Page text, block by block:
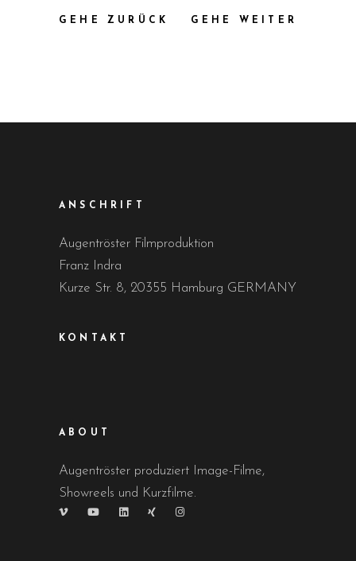
GEHE ZURÜCK GEHE WEITER
ANSCHRIFT
Augentröster Filmproduktion
Franz Indra
Kurze Str. 8, 20355 Hamburg GERMANY
KONTAKT
ABOUT
Augentröster produziert Image-Filme,
Showreels und Kurzfilme.